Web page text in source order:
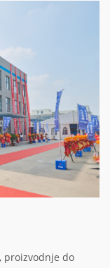
proizvodnje do